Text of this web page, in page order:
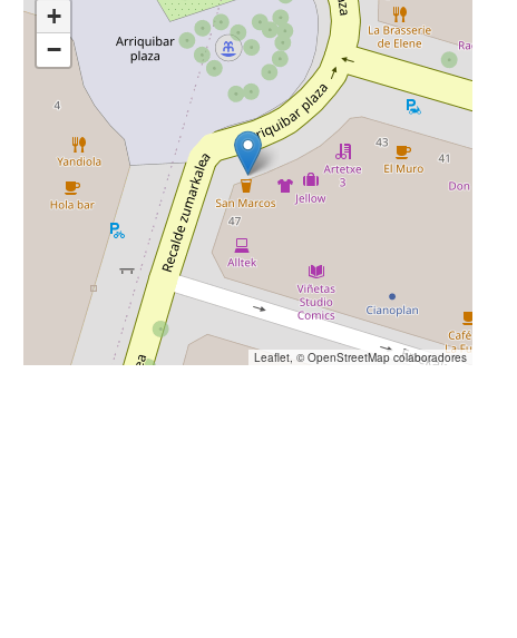
+
−
Leaflet, © OpenStreetMapcolaboradores